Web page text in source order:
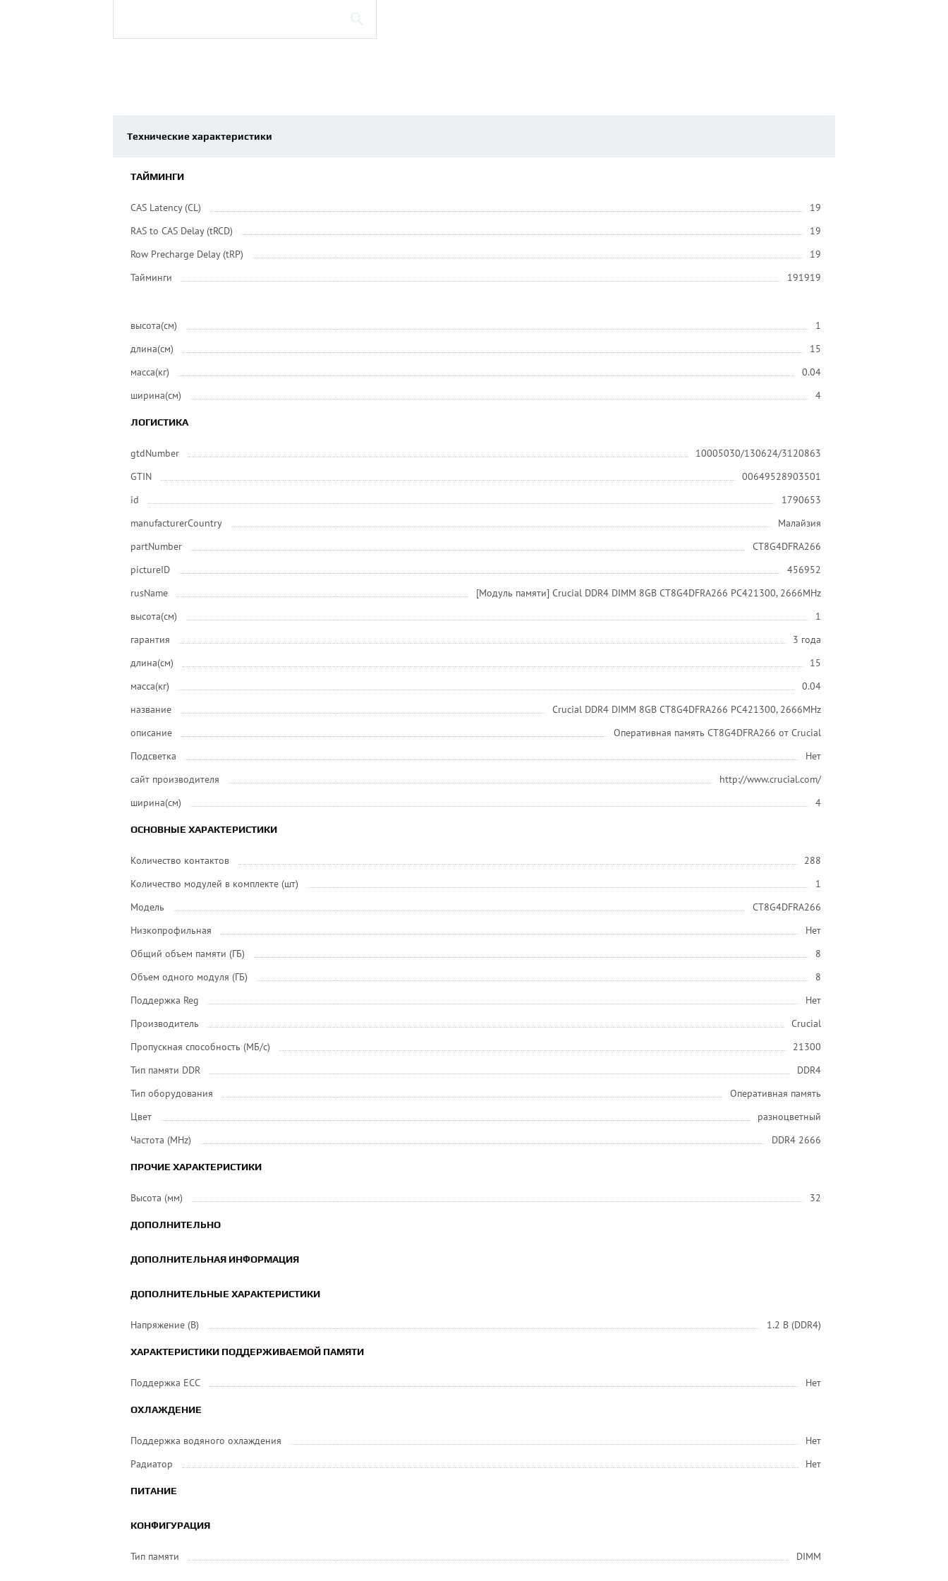
Технические характеристики
ТАЙМИНГИ
CAS Latency (CL)
19
RAS to CAS Delay (tRCD)
19
Row Precharge Delay (tRP)
19
Тайминги
191919
высота(см)
1
длина(см)
15
масса(кг)
0.04
ширина(см)
4
ЛОГИСТИКА
gtdNumber
10005030/130624/3120863
GTIN
00649528903501
id
1790653
manufacturerCountry
Малайзия
partNumber
CT8G4DFRA266
pictureID
456952
rusName
[Модуль памяти] Crucial DDR4 DIMM 8GB CT8G4DFRA266 PC421300, 2666MHz
высота(см)
1
гарантия
3 года
длина(см)
15
масса(кг)
0.04
название
Crucial DDR4 DIMM 8GB CT8G4DFRA266 PC421300, 2666MHz
описание
Оперативная память CT8G4DFRA266 от Crucial
Подсветка
Нет
сайт производителя
http://www.crucial.com/
ширина(см)
4
ОСНОВНЫЕ ХАРАКТЕРИСТИКИ
Количество контактов
288
Количество модулей в комплекте (шт)
1
Модель
CT8G4DFRA266
Низкопрофильная
Нет
Общий объем памяти (ГБ)
8
Объем одного модуля (ГБ)
8
Поддержка Reg
Нет
Производитель
Crucial
Пропускная способность (МБ/с)
21300
Тип памяти DDR
DDR4
Тип оборудования
Оперативная память
Цвет
разноцветный
Частота (MHz)
DDR4 2666
ПРОЧИЕ ХАРАКТЕРИСТИКИ
Высота (мм) 32
ДОПОЛНИТЕЛЬНО
ДОПОЛНИТЕЛЬНАЯ ИНФОРМАЦИЯ
ДОПОЛНИТЕЛЬНЫЕ ХАРАКТЕРИСТИКИ
Напряжение (В) 1.2 В (DDR4)
ХАРАКТЕРИСТИКИ ПОДДЕРЖИВАЕМОЙ ПАМЯТИ
Поддержка ECC Нет
ОХЛАЖДЕНИЕ
Поддержка водяного охлаждения
Нет
Радиатор
Нет
ПИТАНИЕ
КОНФИГУРАЦИЯ
Тип памяти DIMM